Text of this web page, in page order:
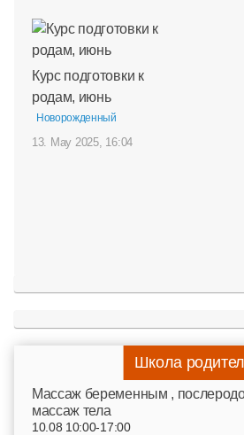
Курс подготовки к
родам, июнь
Новорожденный
13. May 2025, 16:04
Школа
Mассаж беременным ,
массаж тела
10.08 10:00-17:00